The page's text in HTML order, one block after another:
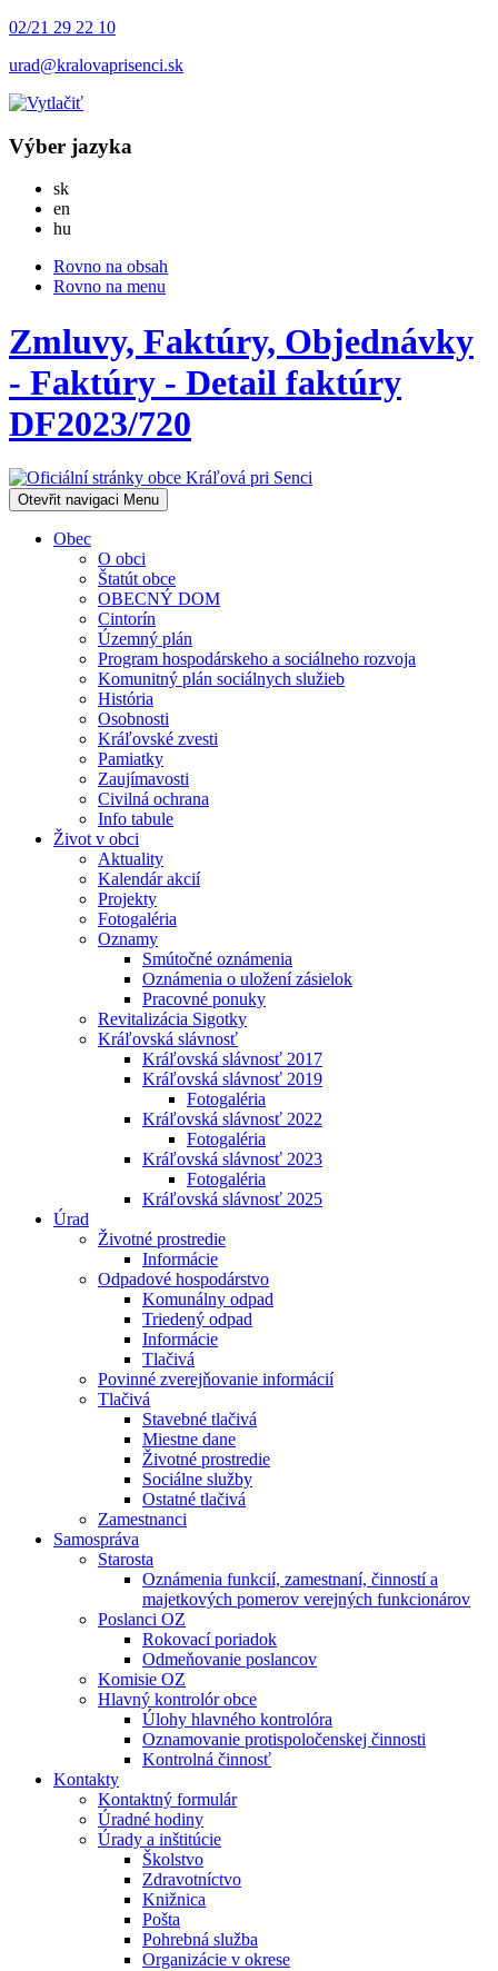
02/21 29 22 10
urad@kralovaprisenci.sk
Výber jazyka
skSlovensky
en
hu
Rovno na obsah
Rovno na menu
Zmluvy, Faktúry, Objednávky
- Faktúry - Detail faktúry
DF2023/720
Otevřit navigaci Menu
Obec
O obci
Štatút obce
OBECNÝ DOM
Cintorín
Územný plán
Program hospodárskeho a sociálneho rozvoja
Komunitný plán sociálnych služieb
História
Osobnosti
Kráľovské zvesti
Pamiatky
Zaujímavosti
Civilná ochrana
Info tabule
Život v obci
Aktuality
Kalendár akcií
Projekty
Fotogaléria
Oznamy
Smútočné oznámenia
Oznámenia o uložení zásielok
Pracovné ponuky
Revitalizácia Sigotky
Kráľovská slávnosť
Kráľovská slávnosť 2017
Kráľovská slávnosť 2019
Fotogaléria
Kráľovská slávnosť 2022
Fotogaléria
Kráľovská slávnosť 2023
Fotogaléria
Kráľovská slávnosť 2025
Úrad
Životné prostredie
Informácie
Odpadové hospodárstvo
Komunálny odpad
Triedený odpad
Informácie
Tlačivá
Povinné zverejňovanie informácií
Tlačivá
Stavebné tlačivá
Miestne dane
Životné prostredie
Sociálne služby
Ostatné tlačivá
Zamestnanci
Samospráva
Starosta
Oznámenia funkcií, zamestnaní, činností a
majetkových pomerov verejných funkcionárov
Poslanci OZ
Rokovací poriadok
Odmeňovanie poslancov
Komisie OZ
Hlavný kontrolór obce
Úlohy hlavného kontrolóra
Oznamovanie protispoločenskej činnosti
Kontrolná činnosť
Kontakty
Kontaktný formulár
Úradné hodiny
Úrady a inštitúcie
Školstvo
Zdravotníctvo
Knižnica
Pošta
Pohrebná služba
Organizácie v okrese